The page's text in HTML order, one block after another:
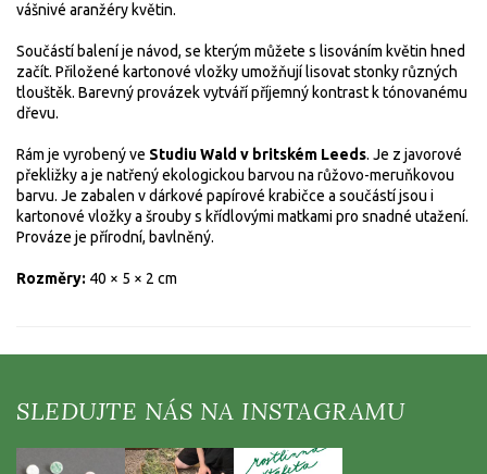
vášnivé aranžéry květin.
Součástí balení je návod, se kterým můžete s lisováním květin hned
začít. Přiložené kartonové vložky umožňují lisovat stonky různých
tlouštěk. Barevný provázek vytváří příjemný kontrast k tónovanému
dřevu.
Rám je vyrobený ve Studiu Wald v britském Leeds. Je z javorové
překližky a je natřený ekologickou barvou na růžovo-meruňkovou
barvu. Je zabalen v dárkové papírové krabičce a součástí jsou i
kartonové vložky a šrouby s křídlovými matkami pro snadné utažení.
Prováze je přírodní, bavlněný.
Rozměry: 40 × 5 × 2 cm